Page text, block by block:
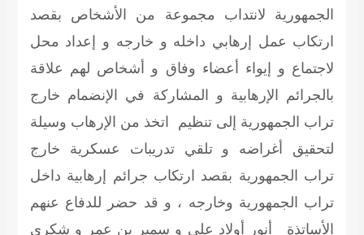
الجمهورية لانتداب مجموعة من الأشخاص بقصد
ارتكاب عمل إرهابي داخله و خارجه و إعداد محل
لاجتماع و إيواء أعضاء وفاق و أشخاص لهم علاقة
بالجرائم الإرهابية و المشاركة في الإنضمام خارج
تراب الجمهورية إلى تنظيم اتخذ من الإرهاب وسيلة
لتحقيق أغراضه و تلقي تدريبات عسكرية خارج
تراب الجمهورية بقصد ارتكاب جرائم إرهابية داخل
تراب الجمهورية وخارجه ، و قد حضر للدفاع عنهم
الأساتذة أنور أولاد علي و سمير بن عمر و شكري